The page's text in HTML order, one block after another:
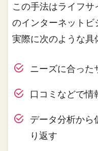
この手法はライフ
のインターネットビ
実際に次のような具
ニーズに合った
口コミなどで情
データ分析から
り返す